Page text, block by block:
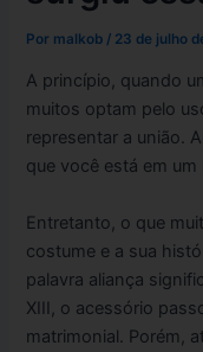
Por malkob / 23 de julho
A princípio, quando
muitos optam pelo
representar a união.
que você está em
Entretanto, o que
costume e a sua
palavra aliança
XIII, o acessório
matrimonial. Porém,